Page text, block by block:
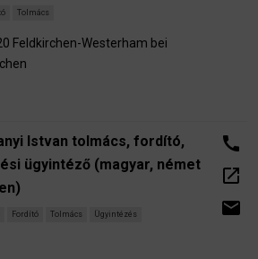
Tolmács
Feldkirchen-Westerham bei
Istvan tolmács, fordító,
ügyintéző (magyar, német
Fordító Tolmács Ügyintézés
call
open_in_new
email